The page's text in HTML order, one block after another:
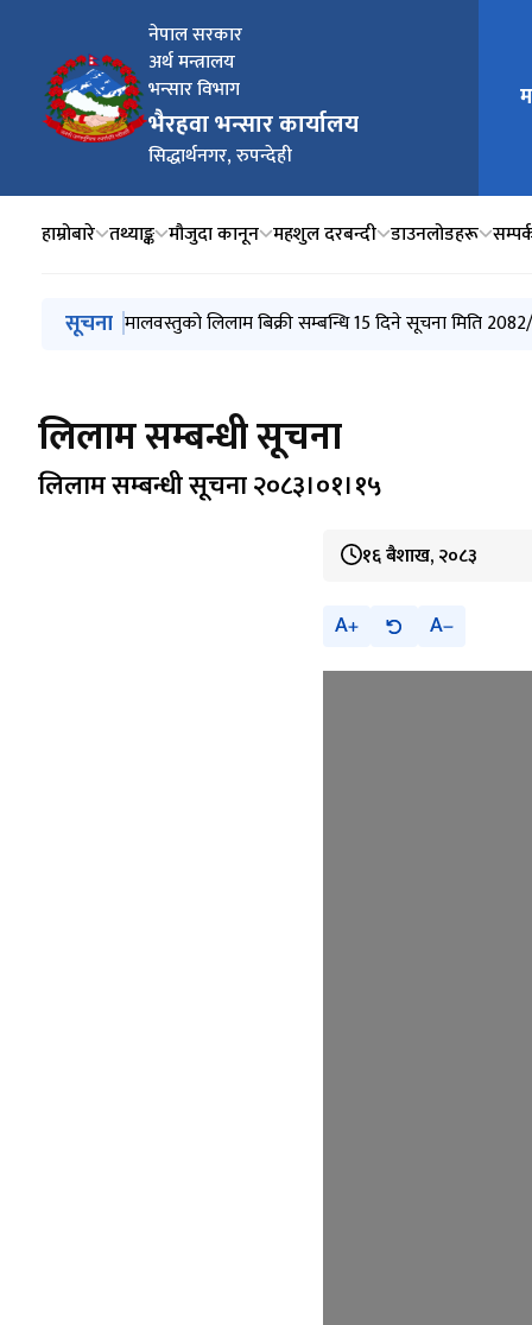
नेपाल सरकार
अर्थ मन्त्रालय
भन्सार विभाग
भैरहवा भन्सार कार्यालय
सिद्धार्थनगर, रुपन्देही
मुख्य
हाम्रोबारे तथ्याङ्क मौजुदा कानून महशुल दरबन्दी डाउनलोडहरू
मुख्य नेभिगेसनमा जानुहोस्
सूचना हकदावीको सूचना 2083/04/08
आर्थिक वर्ष २०८२/८३ बैशाखको मासिक तथ्यांक विवरण
मालवस्तुको लिलाम बिक्री सम्बन्धि 15 दिने सूचना मिति
लिलाम विक्रि गर्ने सम्वन्धी १५ दिने सूचना (२०८२/११/१४)
लिलाम विक्रि गर्ने सम्वन्धी १५ दिने सूचना (२०८२/१०/२५)
लिलाम सम्बन्धी सूचना
लिलाम सम्बन्धी सूचना २०८३।०१।१५
१६ बैशाख, २०८३
A A